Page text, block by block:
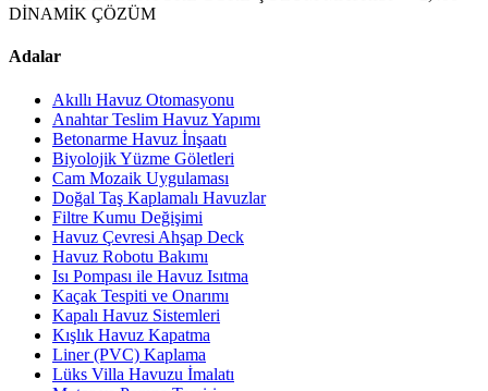
DİNAMİK ÇÖZÜM
Adalar
Akıllı Havuz Otomasyonu
Anahtar Teslim Havuz Yapımı
Betonarme Havuz İnşaatı
Biyolojik Yüzme Göletleri
Cam Mozaik Uygulaması
Doğal Taş Kaplamalı Havuzlar
Filtre Kumu Değişimi
Havuz Çevresi Ahşap Deck
Havuz Robotu Bakımı
Isı Pompası ile Havuz Isıtma
Kaçak Tespiti ve Onarımı
Kapalı Havuz Sistemleri
Kışlık Havuz Kapatma
Liner (PVC) Kaplama
Lüks Villa Havuzu İmalatı